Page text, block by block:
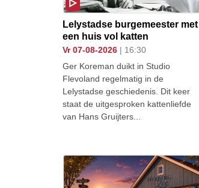
Lelystadse burgemeester met
een huis vol katten
vr 07-08-2026 | 16:30
Ger Koreman duikt in Studio
Flevoland regelmatig in de
Lelystadse geschiedenis. Dit keer
staat de uitgesproken kattenliefde
van Hans Gruijters...